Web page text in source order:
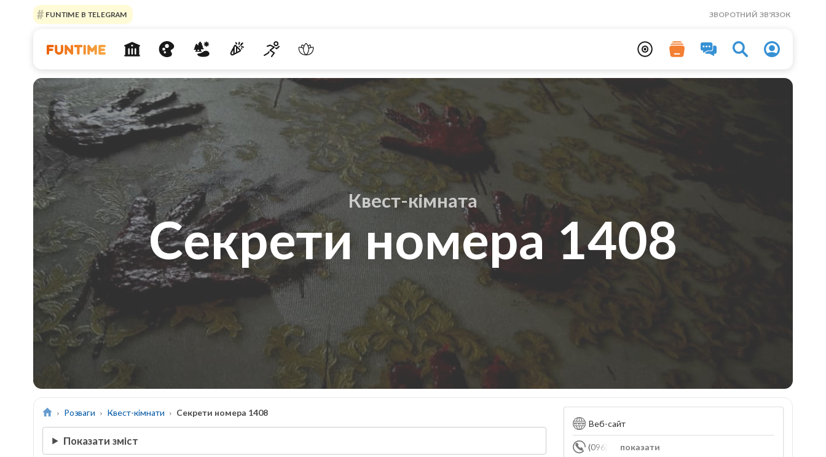
FUNTIME В TELEGRAM ЗВОРОТНИЙ ЗВ'ЯЗОК
Квест-кімната
Секрети номера 1408
Розваги Квест-кімнати Секрети номера 1408
Показати зміст
Веб-сайт
показати
(096) 503-05-16